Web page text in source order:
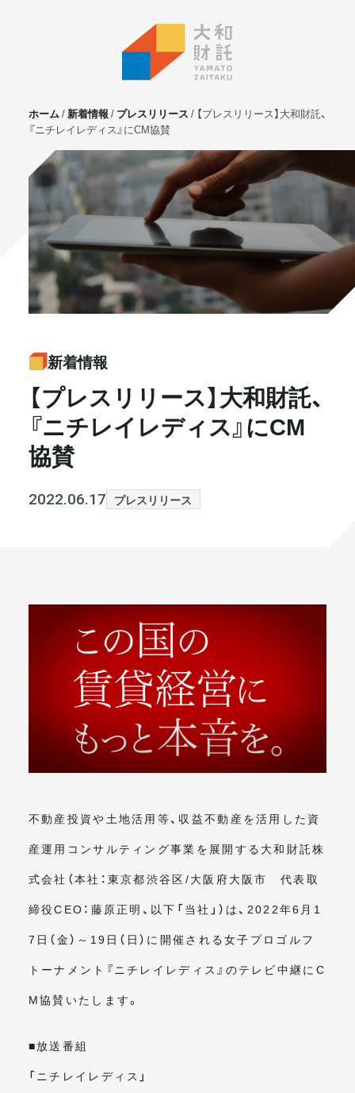
サービス
不動産投資
⼟地活⽤
マンション管理
賃貸管理
実需用戸建・マンション
ホテル事業
書籍・メディア
セミナー
大和財託の意志
社⻑ブログ
お知らせ
採⽤情報
不動産を売りたい方
まずは無料で相談
メールマガジン
ホーム 新着情報 プレスリリース
【プレスリリース】大和財託、
『ニチレイレディス』にCM協賛
新着情報
【プレスリリース】大和財託、
『ニチレイレディス』にCM
協賛
2022.06.17 プレスリリース
不動産投資や土地活用等、収益不動産を活用した資
産運用コンサルティング事業を展開する大和財託株
式会社（本社：東京都渋谷区/大阪府大阪市 代表取
締役CEO：藤原正明、以下「当社」）は、2022年6月1
7日（金）～19日（日）に開催される女子プロゴルフ
トーナメント『ニチレイレディス』のテレビ中継にC
M協賛いたします。
■放送番組
「ニチレイレディス」